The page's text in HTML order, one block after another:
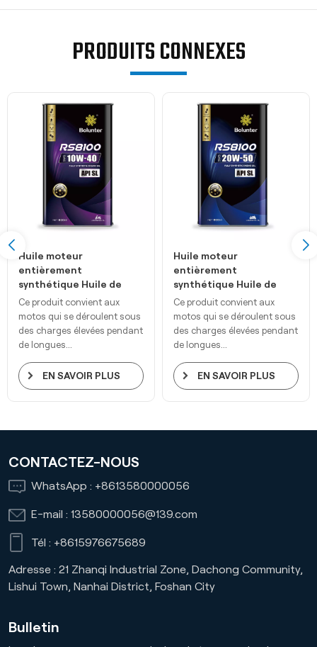
PRODUITS CONNEXES
Huile moteur
entièrement
synthétique Huile de
moto 10w40
Ce produit convient aux
motos qui se déroulent sous
des charges élevées pendant
de longues...
EN SAVOIR PLUS
Huile moteur
entièrement
synthétique Huile de
moto 20W50
Ce produit convient aux
motos qui se déroulent sous
des charges élevées pendant
de longues...
EN SAVOIR PLUS
CONTACTEZ-NOUS
WhatsApp : +8613580000056
E-mail : 13580000056@139.com
Tél : +8615976675689
Adresse : 21 Zhanqi Industrial Zone, Dachong Community,
Lishui Town, Nanhai District, Foshan City
Bulletin